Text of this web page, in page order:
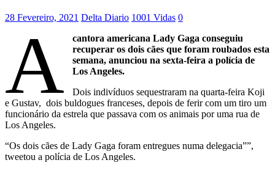
28 Fevereiro, 2021 Delta Diario 1001 Vidas 0
A
cantora americana Lady Gaga conseguiu
recuperar os dois cães que foram roubados esta
semana, anunciou na sexta-feira a polícia de
Los Angeles.
Dois indivíduos sequestraram na quarta-feira Koji
e Gustav, dois buldogues franceses, depois de ferir com um tiro um
funcionário da estrela que passava com os animais por uma rua de
Los Angeles.
“Os dois cães de Lady Gaga foram entregues numa delegacia””,
tweetou a polícia de Los Angeles.